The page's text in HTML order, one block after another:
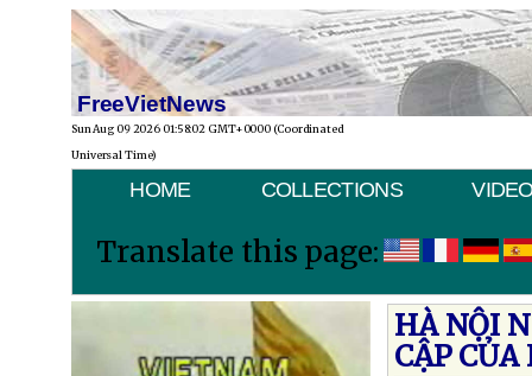
FreeVietNews
Sun Aug 09 2026 01:58:02 GMT+0000 (Coordinated
Universal Time)
HOME COLLECTIONS
Translate this page:
HÀ NỘI
CẬP